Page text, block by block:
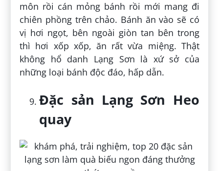
môn rồi cán mỏng bánh rồi mới mang đi
chiên phồng trên chảo. Bánh ăn vào sẽ có
vị hơi ngọt, bên ngoài giòn tan bên trong
thì hơi xốp xốp, ăn rất vừa miệng. Thật
không hổ danh Lạng Sơn là xứ sở của
những loại bánh độc đáo, hấp dẫn.
Đặc sản Lạng Sơn Heo
quay